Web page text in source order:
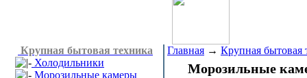
Крупная бытовая техника
Холодильники
Морозильные камеры
Главная → Крупная бытовая
Морозильные